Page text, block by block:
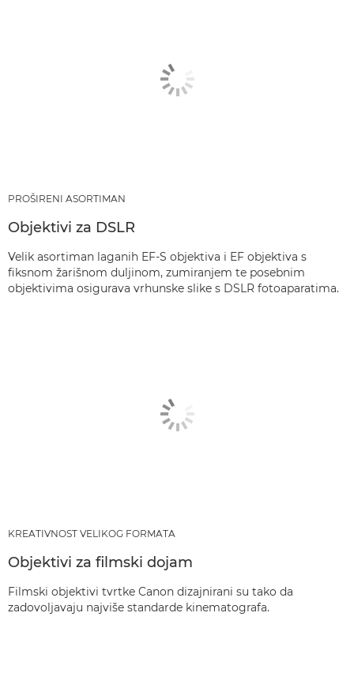
PROŠIRENI ASORTIMAN
Objektivi za DSLR
Velik asortiman laganih EF-S objektiva i EF objektiva s
fiksnom žarišnom duljinom, zumiranjem te posebnim
objektivima osigurava vrhunske slike s DSLR fotoaparatima.
KREATIVNOST VELIKOG FORMATA
Objektivi za filmski dojam
Filmski objektivi tvrtke Canon dizajnirani su tako da
zadovoljavaju najviše standarde kinematografa.